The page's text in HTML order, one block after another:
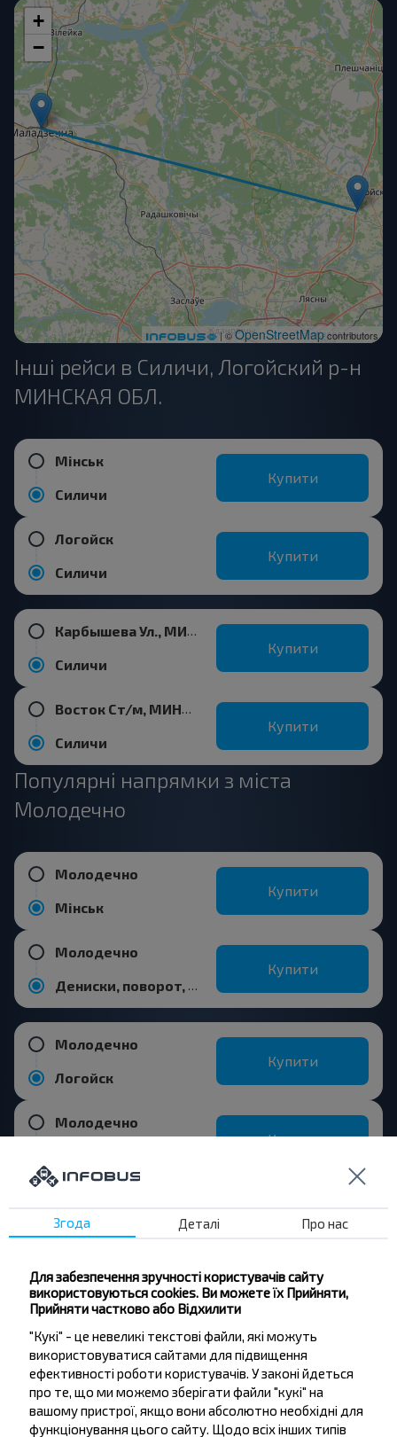
+
−
| ©OpenStreetMapcontributors
Інші рейси в Силичи, Логойский р-н
МИНСКАЯ ОБЛ.
Мінськ
Силичи
Купити
Логойск
Силичи
Купити
Карбышева Ул., МИНСК Беларусь
Силичи
Купити
Восток Ст/м, МИНСК Беларусь
Силичи
Купити
Популярні напрямки з міста
Молодечно
Молодечно
Мінськ
Купити
Молодечно
Дениски, поворот, Логойский р-н МИНСКАЯ ОБЛ.
Купити
Молодечно
Логойск
Купити
Молодечно
Купити
Бажаєте
подорожувати
дешевше?
Не пропусти акції, знижки та спеціальні
пропозиції, INFOBUS. Підпишись на розсилку та
подорожуй з нами дешевше!
Згода Деталі Про нас
Для забезпечення зручності користувачів сайту
використовуються cookies. Ви можете їх Прийняти,
Прийняти частково або Відхилити
"Кукі" - це невеликі текстові файли, які можуть
використовуватися сайтами для підвищення
ефективності роботи користувачів. У законі йдеться
про те, що ми можемо зберігати файли "кукі" на
вашому пристрої, якщо вони абсолютно необхідні для
функціонування цього сайту. Щодо всіх інших типів